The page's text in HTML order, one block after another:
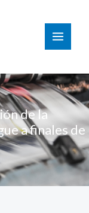
de la
a finales de